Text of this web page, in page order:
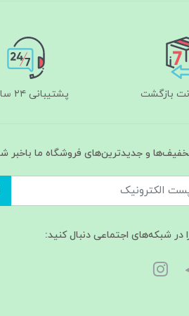
پشتیبانی ۲۴ ساعته
و جدیدترین‌های فروشگاه ما باخبر
در شبکه‌های اجتماعی دنبال کنید: